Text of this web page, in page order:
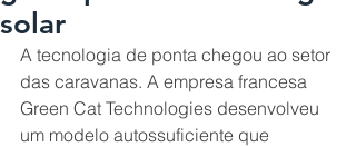
solar
A tecnologia de ponta chegou ao setor
das caravanas. A empresa francesa
Green Cat Technologies desenvolveu
um modelo autossuficiente que